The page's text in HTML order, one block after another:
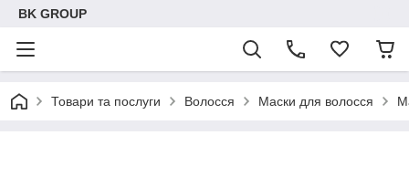
BK GROUP
Товари та послуги Волосся Маски для волосся